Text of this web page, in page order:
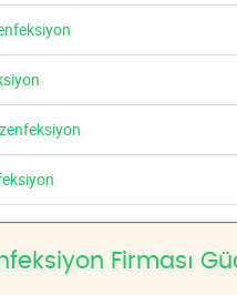
Firması